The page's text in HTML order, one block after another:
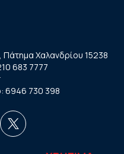
Πάτημα Χαλανδρίου 15238
683 7777
6946 730 398